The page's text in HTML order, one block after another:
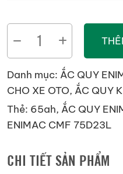
CMF
75D23L
(12V,
65Ah)
lượng
Danh mục: ẮC QUY
CHO XE OTO, ẮC QUY
Thẻ: 65ah, ẮC QUY
ENIMAC CMF 75D23L
CHI TIẾT SẢN PHẨM